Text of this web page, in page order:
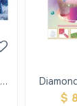
Tu$